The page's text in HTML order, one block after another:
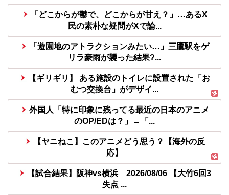
「どこからが鬱で、どこからが甘え？」…あるX
民の素朴な疑問がXで論...
「遊園地のアトラクションみたい…」三鷹駅をゲ
リラ豪雨が襲った結果?...
【ギリギリ】 ある施設のトイレに設置された「お
むつ交換台」がデザイ...
外国人「特に印象に残ってる最近の日本のアニメ
のOP/EDは？」→「...
【ヤニねこ】このアニメどう思う？【海外の反
応】
【試合結果】阪神vs横浜 2026/08/06 【大竹6回3
失点 ...